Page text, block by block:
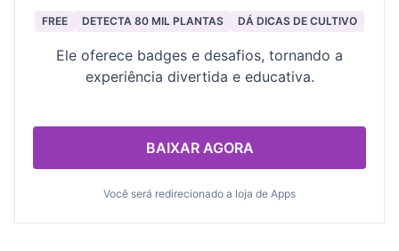
FREE DETECTA 80 MIL PLANTAS DÁ DICAS DE CULTIVO
Ele oferece badges e desafios, tornando a
experiência divertida e educativa.
BAIXAR AGORA
Você será redirecionado a loja de Apps